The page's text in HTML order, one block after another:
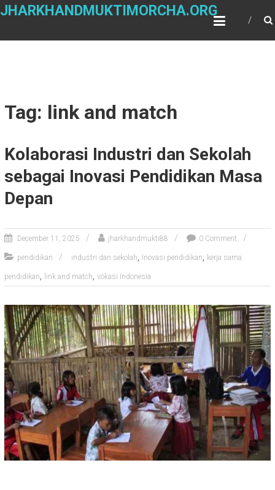
Skip
JHARKHANDMUKTIMORCHA.ORG
Tag: link and match
Kolaborasi Industri dan Sekolah
sebagai Inovasi Pendidikan Masa
Depan
December 11, 2025 jharkhandmukti88 0 Comment
pendidikan industri dan sekolah, Inovasi pendidikan, kerja sama
pendidikan, link and match, vokasi Indonesia